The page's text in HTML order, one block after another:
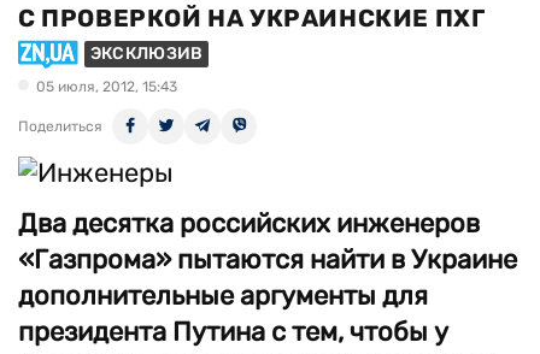
С ПРОВЕРКОЙ НА УКРАИНСКИЕ ПХГ
ЭКСКЛЮЗИВ
05 июля, 2012, 15:43
Поделиться
Два десятка российских инженеров
«Газпрома» пытаются найти в Украине
дополнительные аргументы для
президента Путина с тем, чтобы у